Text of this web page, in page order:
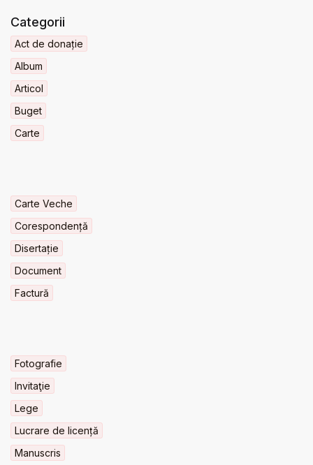
Categorii
Act de donație
Album
Articol
Buget
Carte
Carte Veche
Corespondență
Disertație
Document
Factură
Fotografie
Invitaţie
Lege
Lucrare de licență
Manuscris